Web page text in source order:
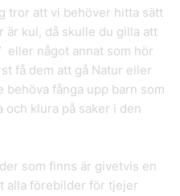
tror att vi behöver hitta sätt
är kul, då skulle du gilla att
eller något annat som hör
få dem att gå Natur eller
behöva fånga upp barn som
och klura på saker i den
som finns är givetvis en
alla förebilder för tjejer